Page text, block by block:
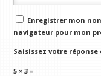
Enregistrer mon
navigateur pour mon
Saisissez votre réponse
5 × 3 =